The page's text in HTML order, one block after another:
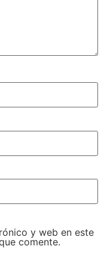
y web en este
comente.